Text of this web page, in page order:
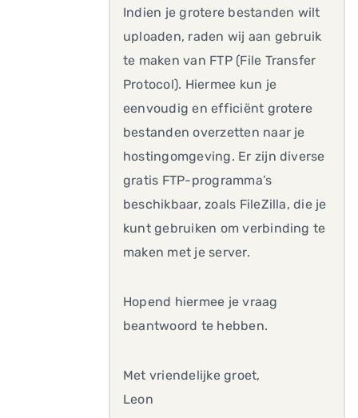
Indien je grotere bestanden wilt
uploaden, raden wij aan gebruik
te maken van FTP (File Transfer
Protocol). Hiermee kun je
eenvoudig en efficiënt grotere
bestanden overzetten naar je
hostingomgeving. Er zijn diverse
gratis FTP-programma’s
beschikbaar, zoals FileZilla, die je
kunt gebruiken om verbinding te
maken met je server.
Hopend hiermee je vraag
beantwoord te hebben.
Met vriendelijke groet,
Leon